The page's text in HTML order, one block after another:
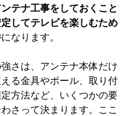
テナ工事をしておくこと
してテレビを楽しむため
になります。
さは、アンテナ本体だけ
る金具やポール、取り付
方法など、いくつかの要
さって決まります。ここ